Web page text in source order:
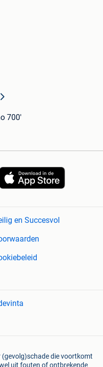
700'
en Succesvol
die voortkomt
uit fouten of ontbrekende